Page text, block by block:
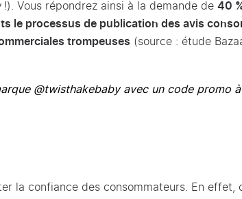
!). Vous répondrez ainsi à la demande de 40
le processus de publication des avis
trompeuses (source : étude
@twisthakebaby avec un code promo
la confiance des consommateurs. En effet,